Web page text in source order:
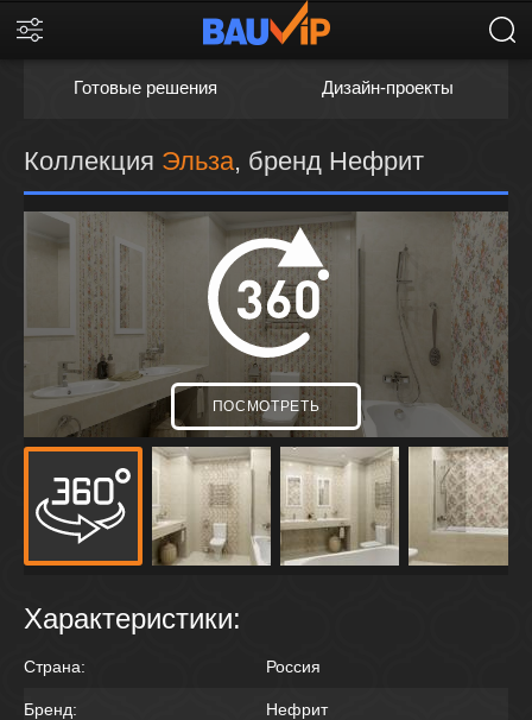
Готовые решения Дизайн-проекты
Коллекция Эльза, бренд Нефрит
ПОСМОТРЕТЬ
Характеристики:
Страна: Россия
Бренд: Нефрит